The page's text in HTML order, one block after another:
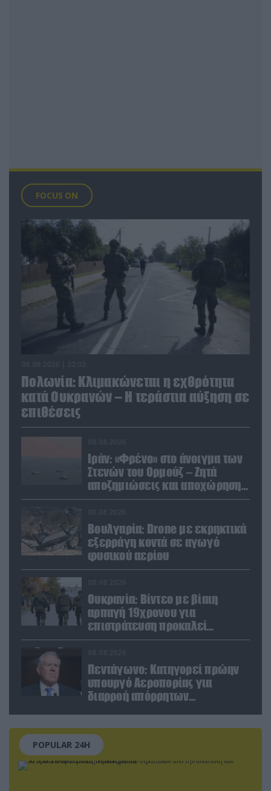
FOCUS ON
Πολωνία: Κλιμακώνεται η εχθρότητα
κατά Ουκρανών – Η τεράστια αύξηση σε
επιθέσεις
Ιράν: «Φρένο» στο άνοιγμα των
Στενών του Ορμούζ – Ζητά
αποζημιώσεις και αποχώρηση
των ΗΠΑ
Βουλγαρία: Drone με εκρηκτικά
εξερράγη κοντά σε αγωγό
φυσικού αερίου
Ουκρανία: Βίντεο με βίαιη
αρπαγή 19χρονου για
επιστράτευση προκαλεί
αντιδράσεις
Πεντάγωνο: Κατηγορεί πρώην
υπουργό Αεροπορίας για
διαρροή απόρρητων
POPULAR 24H